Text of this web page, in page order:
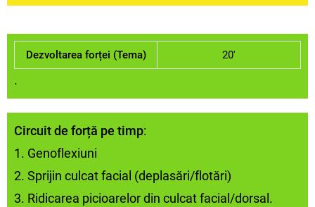
Dezvoltarea forței (Tema) 20'
.
Circuit de forță pe timp:
1. Genoflexiuni
2. Sprijin culcat facial (deplasări/flotări)
3. Ridicarea picioarelor din culcat facial/dorsal.